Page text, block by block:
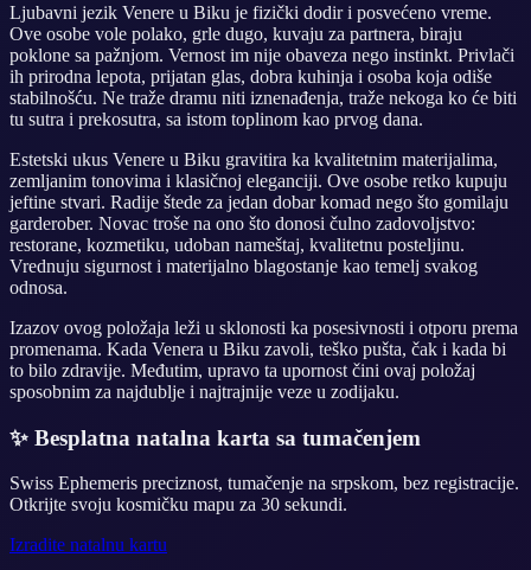
Ljubavni jezik Venere u Biku je fizički dodir i posvećeno vreme.
Ove osobe vole polako, grle dugo, kuvaju za partnera, biraju
poklone sa pažnjom. Vernost im nije obaveza nego instinkt. Privlači
ih prirodna lepota, prijatan glas, dobra kuhinja i osoba koja odiše
stabilnošću. Ne traže dramu niti iznenađenja, traže nekoga ko će biti
tu sutra i prekosutra, sa istom toplinom kao prvog dana.
Estetski ukus Venere u Biku gravitira ka kvalitetnim materijalima,
zemljanim tonovima i klasičnoj eleganciji. Ove osobe retko kupuju
jeftine stvari. Radije štede za jedan dobar komad nego što gomilaju
garderober. Novac troše na ono što donosi čulno zadovoljstvo:
restorane, kozmetiku, udoban nameštaj, kvalitetnu posteljinu.
Vrednuju sigurnost i materijalno blagostanje kao temelj svakog
odnosa.
Izazov ovog položaja leži u sklonosti ka posesivnosti i otporu prema
promenama. Kada Venera u Biku zavoli, teško pušta, čak i kada bi
to bilo zdravije. Međutim, upravo ta upornost čini ovaj položaj
sposobnim za najdublje i najtrajnije veze u zodijaku.
✨ Besplatna natalna karta sa tumačenjem
Swiss Ephemeris preciznost, tumačenje na srpskom, bez registracije.
Otkrijte svoju kosmičku mapu za 30 sekundi.
Izradite natalnu kartu